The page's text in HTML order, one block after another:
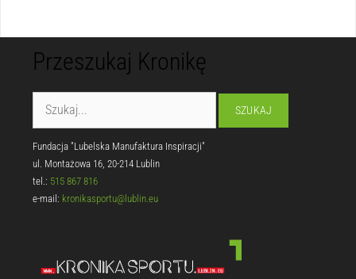
Przeszukaj Kronikę
Fundacja "Lubelska Manufaktura Inspiracji"
ul. Montażowa 16, 20-214 Lublin
tel.: 515 867 816
e-mail: kronikasportu@lublin.eu